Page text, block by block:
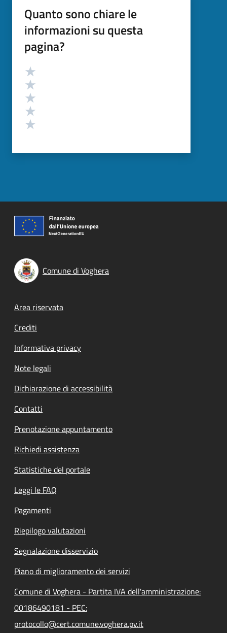
Quanto sono chiare le
informazioni su questa
pagina?
Valutazione
Comune di Voghera
Footer menu
Area riservata
Crediti
Informativa privacy
Note legali
Dichiarazione di accessibilità
Contatti
Prenotazione appuntamento
Richiedi assistenza
Statistiche del portale
Leggi le FAQ
Pagamenti
Riepilogo valutazioni
Segnalazione disservizio
Piano di miglioramento dei servizi
Comune di Voghera - Partita IVA dell'amministrazione:
00186490181 - PEC:
protocollo@cert.comune.voghera.pv.it